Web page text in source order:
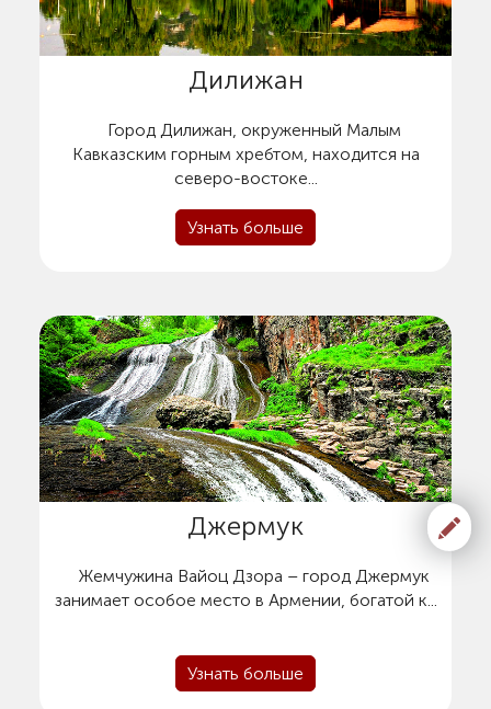
Дилижан
Город Дилижан, окруженный Малым
Кавказским горным xребтом, наxодится на
северо-востоке...
Узнать больше
Джермук
Жемчужина Вайоц Дзора – город Джермук
занимает особое место в Армении, богатой к...
Узнать больше